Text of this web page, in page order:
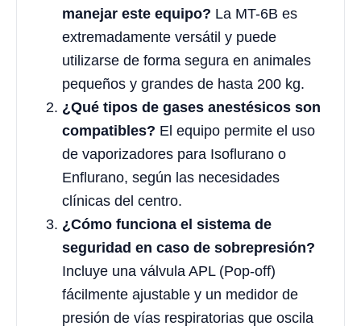
manejar este equipo? La MT-6B es
extremadamente versátil y puede
utilizarse de forma segura en animales
pequeños y grandes de hasta 200 kg.
¿Qué tipos de gases anestésicos son
compatibles? El equipo permite el uso
de vaporizadores para Isoflurano o
Enflurano, según las necesidades
clínicas del centro.
¿Cómo funciona el sistema de
seguridad en caso de sobrepresión?
Incluye una válvula APL (Pop-off)
fácilmente ajustable y un medidor de
presión de vías respiratorias que oscila